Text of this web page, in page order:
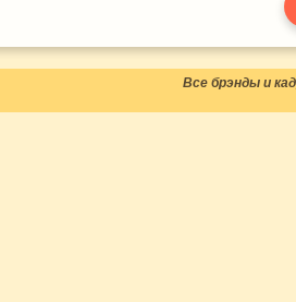
Все брэнды и